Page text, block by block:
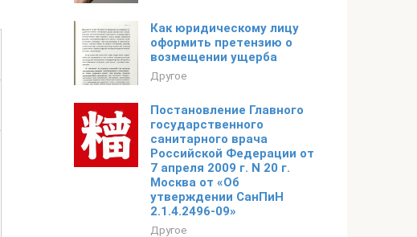
Как юридическому лицу
оформить претензию о
возмещении ущерба
Другое
Постановление Главного
государственного
санитарного врача
Российской Федерации от
7 апреля 2009 г. N 20 г.
Москва от «Об
утверждении СанПиН
2.1.4.2496-09»
Другое